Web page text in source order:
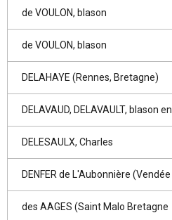
de VOULON, blason
de VOULON, blason
DELAHAYE (Rennes, Bretagne)
DELAVAUD, DELAVAULT, blason en
DELESAULX, Charles
DENFER de L'Aubonnière (Vendée
des AAGES (Saint Malo Bretagne